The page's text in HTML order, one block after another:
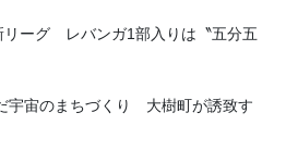
ーグ レバンガ1部入りは〝五分五
宇宙のまちづくり 大樹町が誘致す